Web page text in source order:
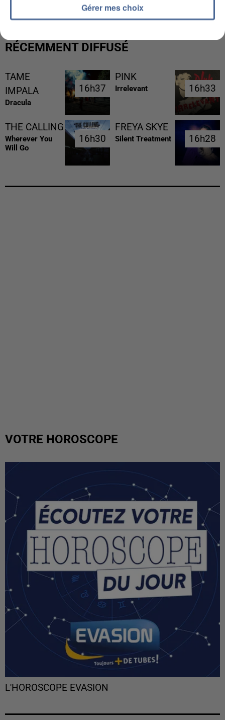
RÉCEMMENT DIFFUSÉ
TAME
IMPALA
Dracula
16h37
16h37
PINK
Irrelevant 16h33
16h33
THE CALLING
Wherever You
Will Go
16h30
16h30
FREYA SKYE
Silent Treatment 16h28
16h28
VOTRE HOROSCOPE
L'HOROSCOPE EVASION
Gérer mes choix